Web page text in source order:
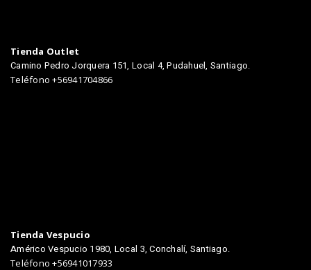
Tienda Outlet
Camino Pedro Jorquera 151, Local 4, Pudahuel, Santiago.
Teléfono +56941704866
Tienda Vespucio
Américo Vespucio 1980, Local 3, Conchalí, Santiago.
Teléfono +56941017933